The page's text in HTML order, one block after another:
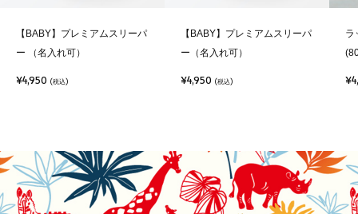
【BABY】プレミアムスリーパ
ー （名入れ可）
¥4,950 (税込)
【BABY】プレミアムスリーパ
ー（名入れ可）
¥4,950 (税込)
ラ